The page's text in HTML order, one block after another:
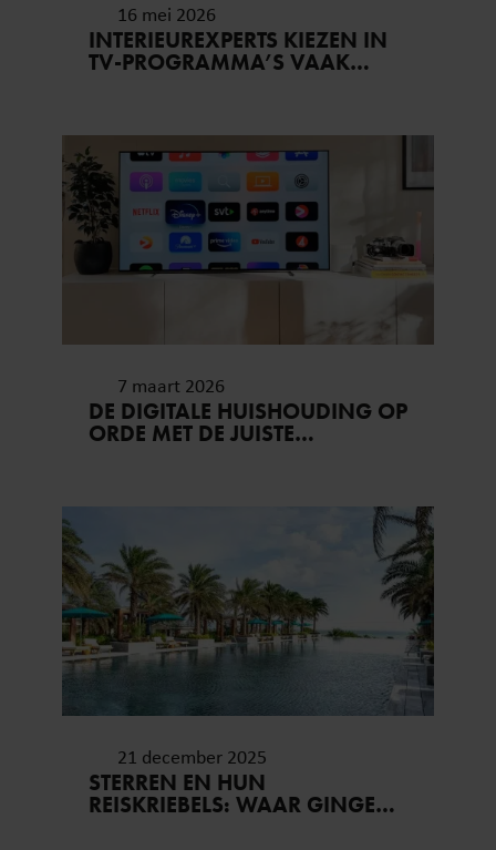
16 mei 2026
INTERIEUREXPERTS KIEZEN IN
TV-PROGRAMMA’S VAAK
7 maart 2026
DE DIGITALE HUISHOUDING OP
ORDE MET DE JUISTE
21 december 2025
STERREN EN HUN
REISKRIEBELS: WAAR GINGEN